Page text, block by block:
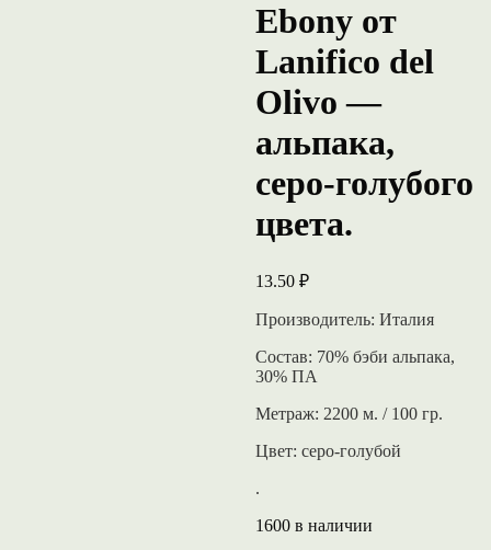
Ebony от
Lanifico del
Olivo —
альпака,
серо-голубого
цвета.
13.50 ₽
Производитель: Италия
Состав: 70% бэби альпака,
30% ПА
Метраж: 2200 м. / 100 гр.
Цвет: серо-голубой
.
1600 в наличии